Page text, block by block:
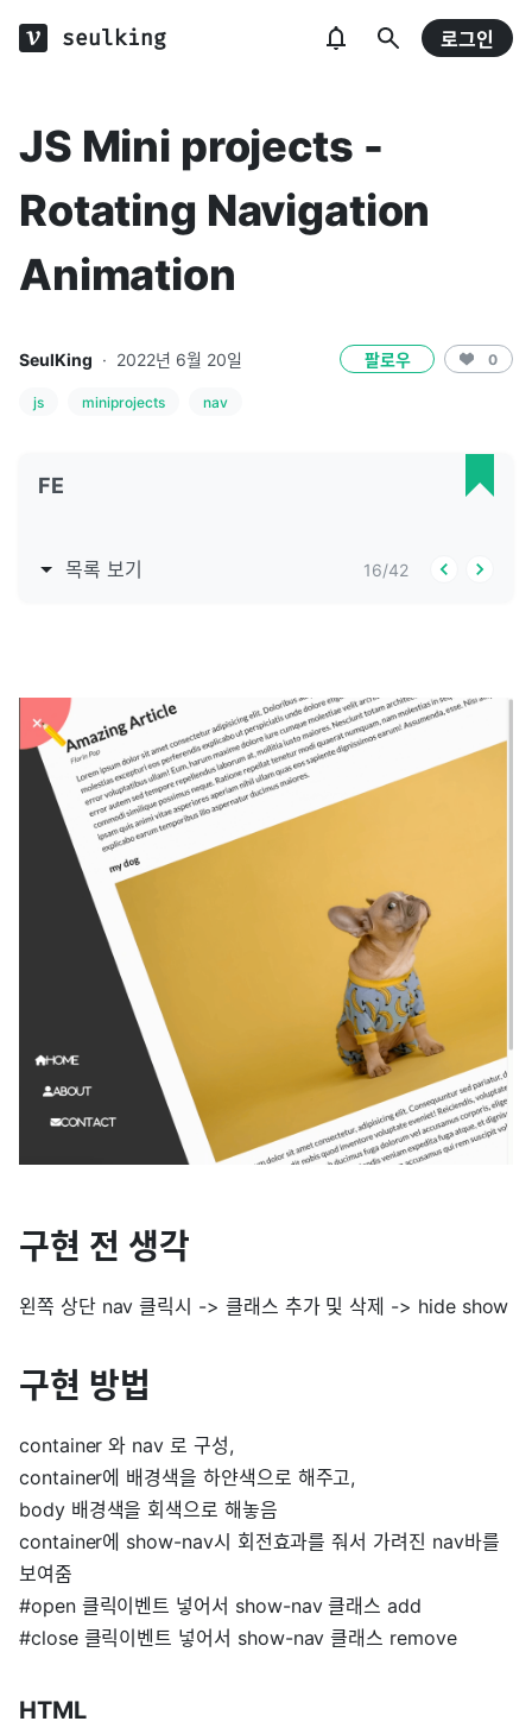
seulking 로그인
JS Mini projects -
Rotating Navigation
Animation
SeulKing · 2022년 6월 20일 팔로우 0
js miniprojects nav
FE
목록 보기 16/42
구현 전 생각
왼쪽 상단 nav 클릭시 -> 클래스 추가 및 삭제 -> hide show
구현 방법
container 와 nav 로 구성,
container에 배경색을 하얀색으로 해주고,
body 배경색을 회색으로 해놓음
container에 show-nav시 회전효과를 줘서 가려진 nav바를
보여줌
#open 클릭이벤트 넣어서 show-nav 클래스 add
#close 클릭이벤트 넣어서 show-nav 클래스 remove
HTML